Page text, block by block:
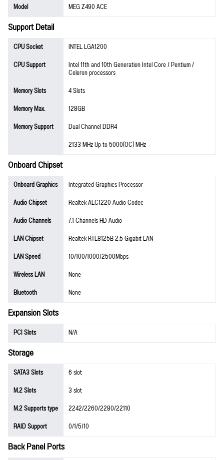
Model
MEG Z490 ACE
Support Detail
CPU Socket
INTEL LGA1200
CPU Support
Intel 11th and 10th Generation Intel Core / Pentium /
Celeron processors
Memory Slots
4 Slots
Memory Max.
128GB
Memory Support
Dual Channel DDR4
2133 MHz Up to 5000(OC) MHz
Onboard Chipset
Onboard Graphics
Integrated Graphics Processor
Audio Chipset
Realtek ALC1220 Audio Codec
Audio Channels
7.1 Channels HD Audio
LAN Chipset
Realtek RTL8125B 2.5 Gigabit LAN
LAN Speed
10/100/1000/2500Mbps
Wireless LAN
None
Bluetooth
None
Expansion Slots
PCI Slots N/A
Storage
SATA3 Slots
6 slot
M.2 Slots
3 slot
M.2 Supports type
2242/2260/2280/22110
RAID Support
0/1/5/10
Back Panel Ports